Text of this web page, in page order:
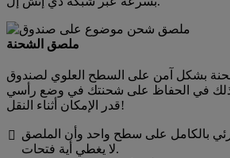
ملصق الشحنة
بشكل آمن على السطح العلوي لصندوق
ذلك في الحفاظ على شحنتك في وضع رأسي
قدر الإمكان أثناء النقل!

بالكامل على سطح واحد وأن الملصق
لا يغطي أية فتحات.